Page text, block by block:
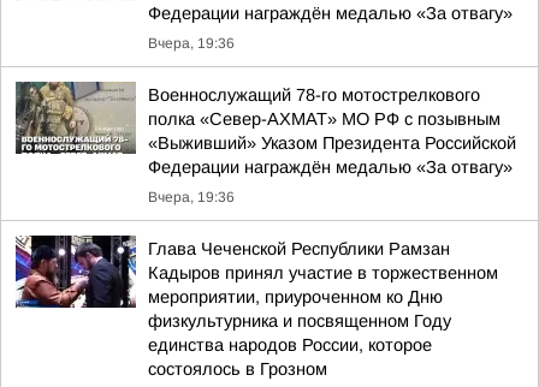
Федерации награждён медалью «За отвагу»
Вчера, 19:36
Военнослужащий 78-го мотострелкового
полка «Север-АХМАТ» МО РФ с позывным
«Выживший» Указом Президента Российской
Федерации награждён медалью «За отвагу»
Вчера, 19:36
Глава Чеченской Республики Рамзан
Кадыров принял участие в торжественном
мероприятии, приуроченном ко Дню
физкультурника и посвященном Году
единства народов России, которое
состоялось в Грозном